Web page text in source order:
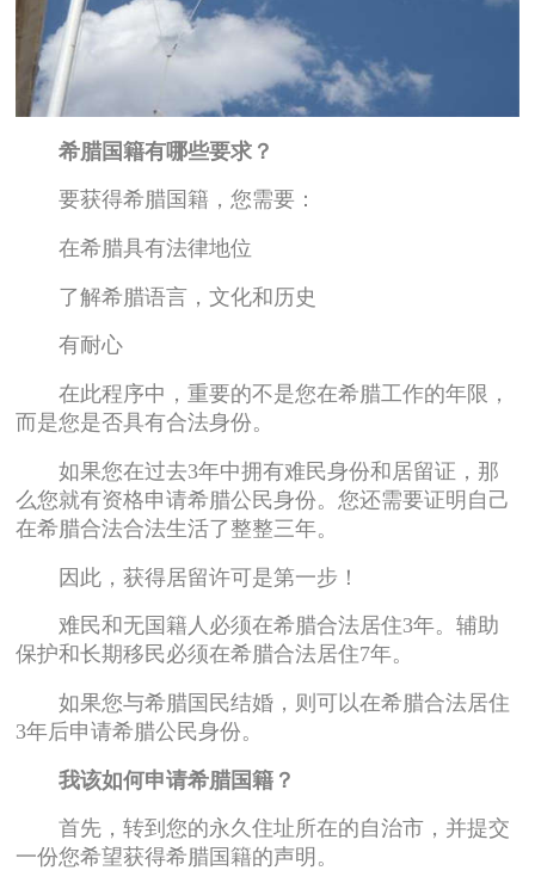
希腊国籍有哪些要求？
要获得希腊国籍，您需要：
在希腊具有法律地位
了解希腊语言，文化和历史
有耐心
在此程序中，重要的不是您在希腊工作的年限，
而是您是否具有合法身份。
如果您在过去3年中拥有难民身份和居留证，那
么您就有资格申请希腊公民身份。您还需要证明自己
在希腊合法合法生活了整整三年。
因此，获得居留许可是第一步！
难民和无国籍人必须在希腊合法居住3年。辅助
保护和长期移民必须在希腊合法居住7年。
如果您与希腊国民结婚，则可以在希腊合法居住
3年后申请希腊公民身份。
我该如何申请希腊国籍？
首先，转到您的永久住址所在的自治市，并提交
一份您希望获得希腊国籍的声明。